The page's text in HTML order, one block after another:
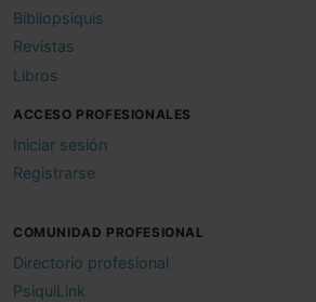
Bibliopsiquis
Revistas
Libros
ACCESO PROFESIONALES
Iniciar sesión
Registrarse
COMUNIDAD PROFESIONAL
Directorio profesional
PsiquiLink